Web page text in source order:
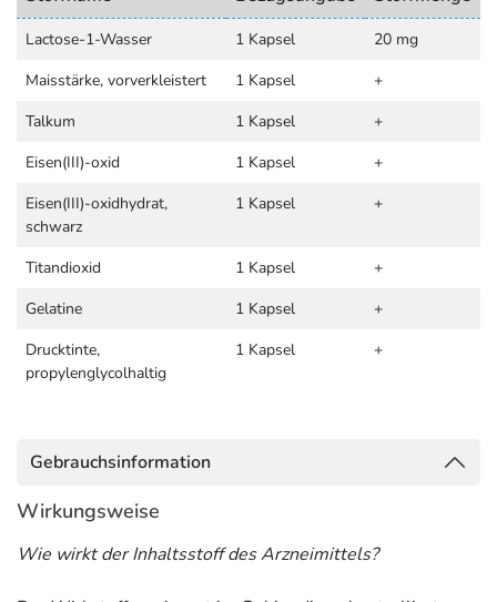
Lactose-1-Wasser 1 Kapsel
20 mg
Maisstärke, vorverkleistert
1 Kapsel
+
Talkum
1 Kapsel
+
Eisen(III)-oxid
1 Kapsel
+
Eisen(III)-oxidhydrat,
schwarz
1 Kapsel +
Titandioxid 1 Kapsel
+
Gelatine
1 Kapsel
+
Drucktinte,
propylenglycolhaltig
1 Kapsel +
Gebrauchsinformation
Wirkungsweise
Wie wirkt der Inhaltsstoff des Arzneimittels?